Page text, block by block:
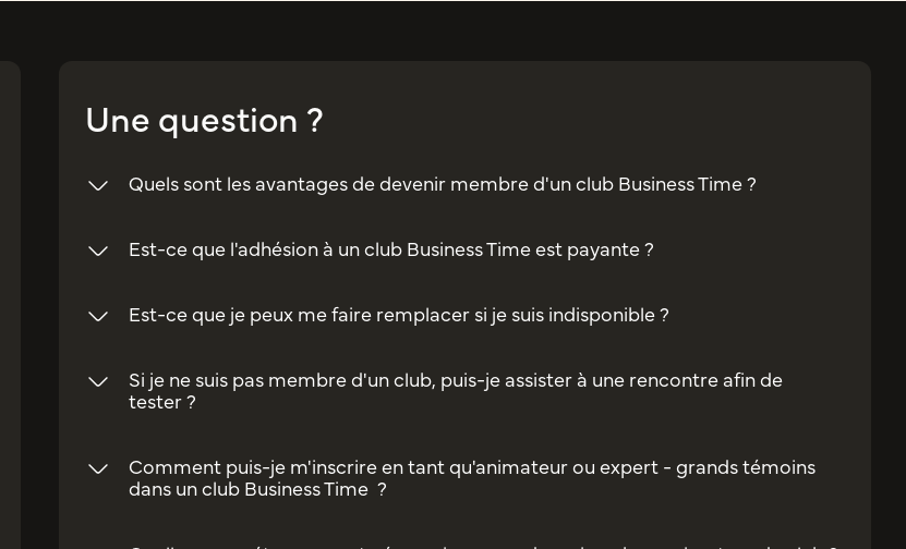
Une question ?
Quels sont les avantages de devenir membre d'un club Business Time ?
Est-ce que l'adhésion à un club Business Time est payante ?
Est-ce que je peux me faire remplacer si je suis indisponible ?
Si je ne suis pas membre d'un club, puis-je assister à une rencontre afin de
tester ?
Comment puis-je m'inscrire en tant qu'animateur ou expert - grands témoins
dans un club Business Time ?